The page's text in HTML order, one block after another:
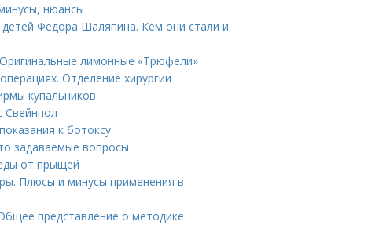
нюансы
Федора Шаляпина. Кем они стали и
лимонные «Трюфели»
Отделение хирургии
купальников
Свейнпол
к ботоксу
задаваемые вопросы
от прыщей
Плюсы и минусы применения в
представление о методике